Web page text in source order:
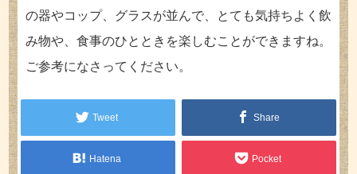
の器やコップ、グラスが並んで、とても気持ちよく飲
み物や、食事のひとときを楽しむことができますね。
ご参考になさってください。
Tweet Share
Hatena Pocket